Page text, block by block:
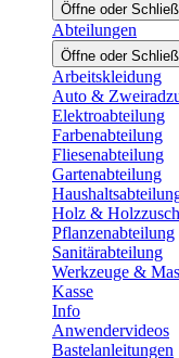
Öffne oder
Abteilungen
Öffne oder
Arbeitskleidung
Auto &
Elektroabteilung
Farbenabteilung
Fliesenabteilung
Gartenabteilung
Holz &
Pflanzenabteilung
Sanitärabteilung
Werkzeuge &
Kasse
Info
Anwendervideos
Bastelanleitungen